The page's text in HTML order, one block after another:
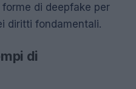
di deepfake per
diritti fondamentali.
di